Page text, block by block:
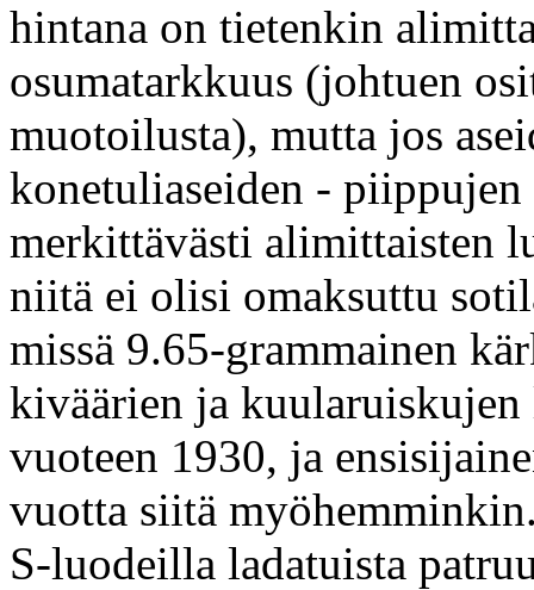
hintana on tietenkin
osumatarkkuus (johtuen
muotoilusta), mutta jos
konetuliaseiden -
merkittävästi alimittaisten
niitä ei olisi omaksuttu
missä 9.65-grammainen
kiväärien ja
vuoteen 1930, ja
vuotta siitä
S-luodeilla ladatuista